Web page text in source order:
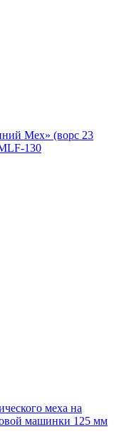
Мех» (ворс 23
130
меха на
машинки 125 мм